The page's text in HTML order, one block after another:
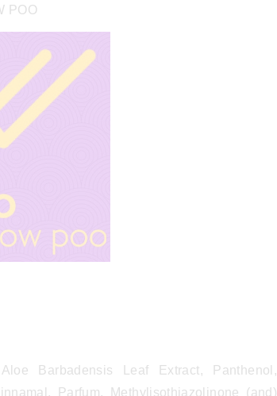
POO
Barbadensis Leaf Extract, Panthenol,
Parfum, Methylisothiazolinone (and)